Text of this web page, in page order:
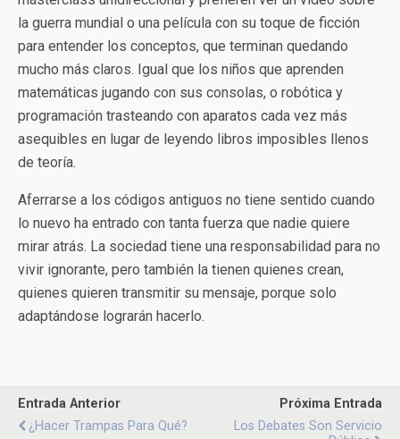
la guerra mundial o una película con su toque de ficción
para entender los conceptos, que terminan quedando
mucho más claros. Igual que los niños que aprenden
matemáticas jugando con sus consolas, o robótica y
programación trasteando con aparatos cada vez más
asequibles en lugar de leyendo libros imposibles llenos
de teoría.
Aferrarse a los códigos antiguos no tiene sentido cuando
lo nuevo ha entrado con tanta fuerza que nadie quiere
mirar atrás. La sociedad tiene una responsabilidad para no
vivir ignorante, pero también la tienen quienes crean,
quienes quieren transmitir su mensaje, porque solo
adaptándose lograrán hacerlo.
Entrada Anterior
¿Hacer Trampas Para Qué?
Próxima Entrada
Los Debates Son Servicio